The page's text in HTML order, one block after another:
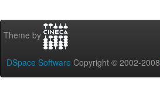
Theme by
DSpace Software Copyright © 2002-2008